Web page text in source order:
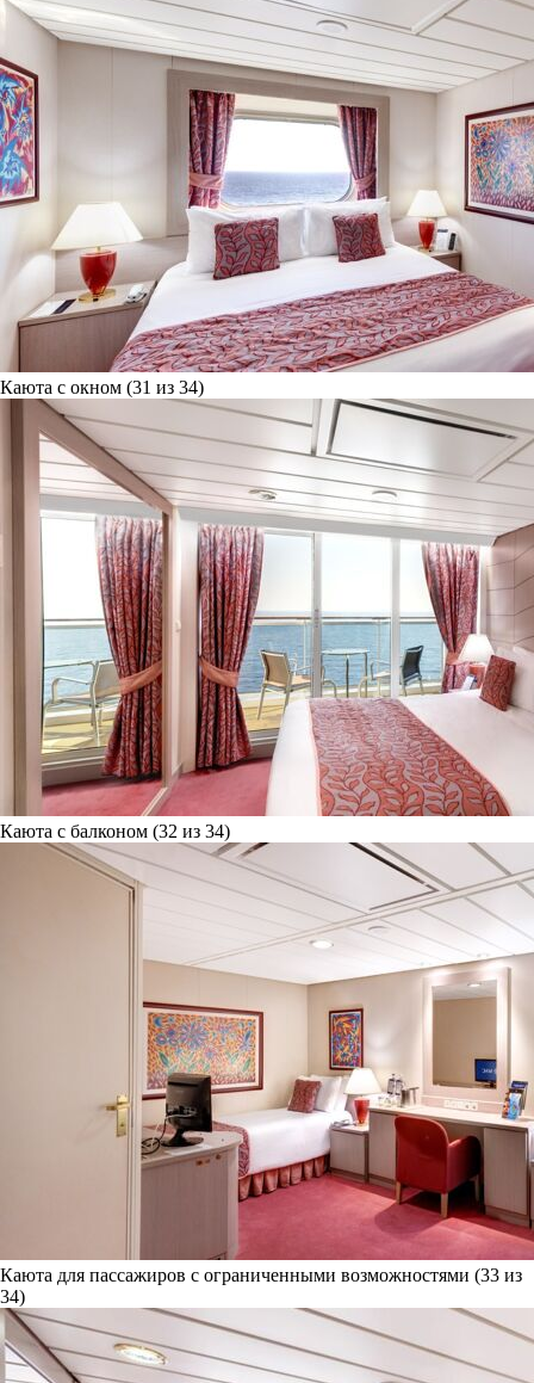
Каюта с окном (31 из 34)
Каюта с балконом (32 из 34)
Каюта для пассажиров с ограниченными возможностями (33 из
34)